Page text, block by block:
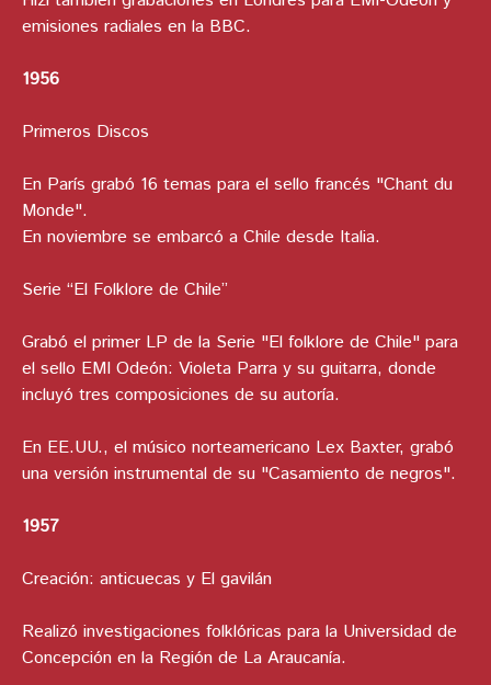
emisiones radiales en la BBC.
1956
Primeros Discos
En París grabó 16 temas para el sello francés "Chant du
Monde".
En noviembre se embarcó a Chile desde Italia.
Serie “El Folklore de Chile”
Grabó el primer LP de la Serie "El folklore de Chile" para
el sello EMI Odeón: Violeta Parra y su guitarra, donde
incluyó tres composiciones de su autoría.
En EE.UU., el músico norteamericano Lex Baxter, grabó
una versión instrumental de su "Casamiento de negros".
1957
Creación: anticuecas y El gavilán
Realizó investigaciones folklóricas para la Universidad de
Concepción en la Región de La Araucanía.